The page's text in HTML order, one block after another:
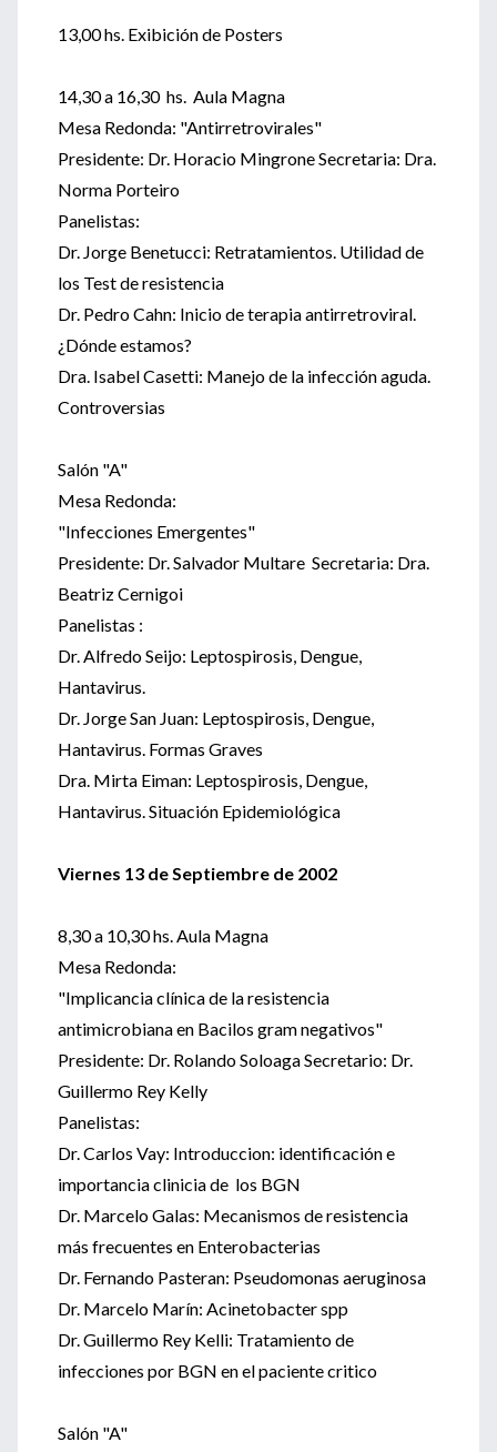
13,00 hs. Exibición de Posters
14,30 a 16,30 hs. Aula Magna
Mesa Redonda: "Antirretrovirales"
Presidente: Dr. Horacio Mingrone Secretaria: Dra.
Norma Porteiro
Panelistas:
Dr. Jorge Benetucci: Retratamientos. Utilidad de
los Test de resistencia
Dr. Pedro Cahn: Inicio de terapia antirretroviral.
¿Dónde estamos?
Dra. Isabel Casetti: Manejo de la infección aguda.
Controversias
Salón "A"
Mesa Redonda:
"Infecciones Emergentes"
Presidente: Dr. Salvador Multare Secretaria: Dra.
Beatriz Cernigoi
Panelistas :
Dr. Alfredo Seijo: Leptospirosis, Dengue,
Hantavirus.
Dr. Jorge San Juan: Leptospirosis, Dengue,
Hantavirus. Formas Graves
Dra. Mirta Eiman: Leptospirosis, Dengue,
Hantavirus. Situación Epidemiológica
Viernes 13 de Septiembre de 2002
8,30 a 10,30 hs. Aula Magna
Mesa Redonda:
"Implicancia clínica de la resistencia
antimicrobiana en Bacilos gram negativos"
Presidente: Dr. Rolando Soloaga Secretario: Dr.
Guillermo Rey Kelly
Panelistas:
Dr. Carlos Vay: Introduccion: identificación e
importancia clinicia de los BGN
Dr. Marcelo Galas: Mecanismos de resistencia
más frecuentes en Enterobacterias
Dr. Fernando Pasteran: Pseudomonas aeruginosa
Dr. Marcelo Marín: Acinetobacter spp
Dr. Guillermo Rey Kelli: Tratamiento de
infecciones por BGN en el paciente critico
Salón "A"